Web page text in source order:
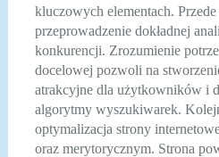
kluczowych elementach.
przeprowadzenie dokładnej
konkurencji. Zrozumienie
docelowej pozwoli na
atrakcyjne dla użytkowników i
algorytmy wyszukiwarek.
optymalizacja strony
oraz merytorycznym. Strona